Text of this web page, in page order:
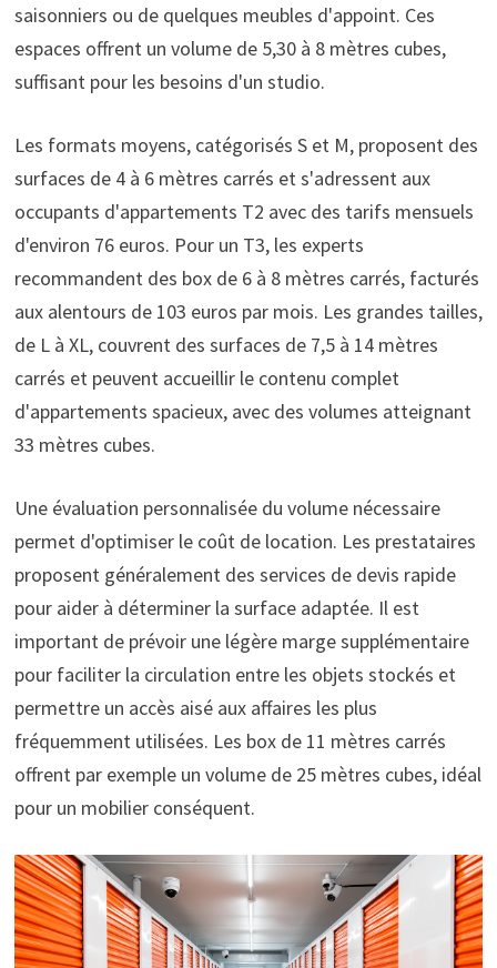
saisonniers ou de quelques meubles d'appoint. Ces
espaces offrent un volume de 5,30 à 8 mètres cubes,
suffisant pour les besoins d'un studio.
Les formats moyens, catégorisés S et M, proposent des
surfaces de 4 à 6 mètres carrés et s'adressent aux
occupants d'appartements T2 avec des tarifs mensuels
d'environ 76 euros. Pour un T3, les experts
recommandent des box de 6 à 8 mètres carrés, facturés
aux alentours de 103 euros par mois. Les grandes tailles,
de L à XL, couvrent des surfaces de 7,5 à 14 mètres
carrés et peuvent accueillir le contenu complet
d'appartements spacieux, avec des volumes atteignant
33 mètres cubes.
Une évaluation personnalisée du volume nécessaire
permet d'optimiser le coût de location. Les prestataires
proposent généralement des services de devis rapide
pour aider à déterminer la surface adaptée. Il est
important de prévoir une légère marge supplémentaire
pour faciliter la circulation entre les objets stockés et
permettre un accès aisé aux affaires les plus
fréquemment utilisées. Les box de 11 mètres carrés
offrent par exemple un volume de 25 mètres cubes, idéal
pour un mobilier conséquent.